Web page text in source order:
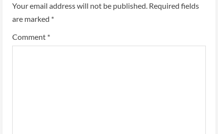
Your email address will not be published. Required fields
are marked *
Comment *